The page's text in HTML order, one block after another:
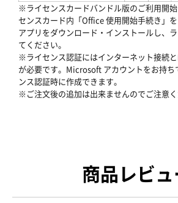
※ライセンスカードバンドル版のご利用開
センスカード内「Office 使用開始手続き」
アプリをダウンロード・インストールし、
てください。
※ライセンス認証にはインターネット接続
が必要です。Microsoft アカウントをお持ち
ンス認証時に作成できます。
※ご注文後の追加は出来ませんのでご注意く
商品レビ